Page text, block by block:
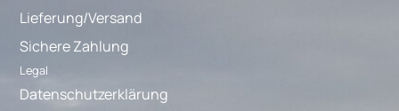
Lieferung/Versand
Sichere Zahlung
Legal
Datenschutzerklärung